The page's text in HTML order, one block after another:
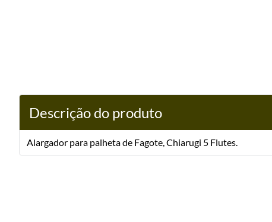
Descrição do produto
Alargador para palheta de Fagote, Chiarugi 5 Flutes.